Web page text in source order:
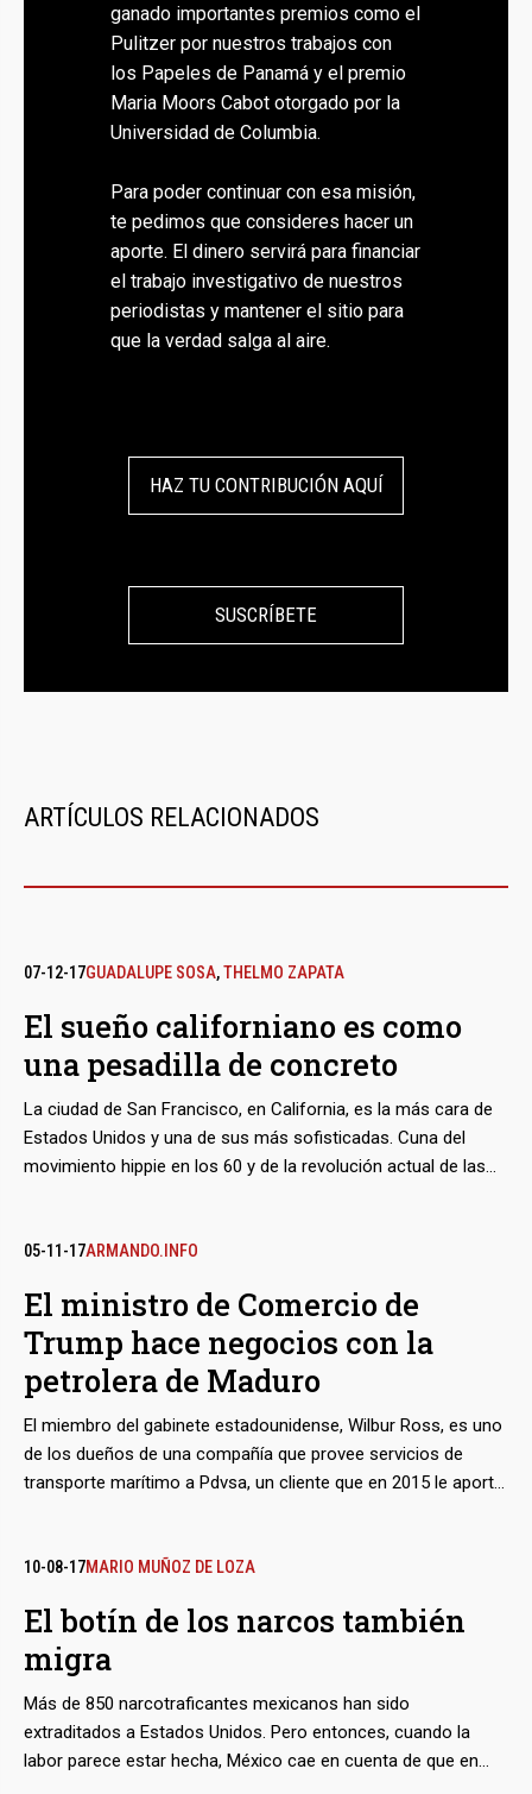
ganado importantes premios como el
Pulitzer por nuestros trabajos con
los Papeles de Panamá y el premio
Maria Moors Cabot otorgado por la
Universidad de Columbia.
Para poder continuar con esa misión,
te pedimos que consideres hacer un
aporte. El dinero servirá para financiar
el trabajo investigativo de nuestros
periodistas y mantener el sitio para
que la verdad salga al aire.
HAZ TU CONTRIBUCIÓN AQUÍ
SUSCRÍBETE
ARTÍCULOS RELACIONADOS
07-12-17GUADALUPE SOSA,THELMO ZAPATA
El sueño californiano es como
una pesadilla de concreto
La ciudad de San Francisco, en California, es la más cara de
Estados Unidos y una de sus más sofisticadas. Cuna del
movimiento hippie en los 60 y de la revolución actual de las
rodea. Más de 70.000 inmigrantes venidos desde Yucatán, a
el distrito de Mission. Atraídos por lo que suena como una
nueva fiebre del oro, la mayoría llegan sin saber ni una palabra
de inglés y apenas unas pocas de castellano, para trabajar de
lavatrastes y pinches en restaurantes. Pero el viaje no es solo
a través de la distancia sino de la cultura, y del choque entre
las costumbres ancestrales y las exigencias de la sociedad
postindustrial surgen males como el alcoholismo y la
05-11-17ARMANDO.INFO
El ministro de Comercio de
Trump hace negocios con la
petrolera de Maduro
El miembro del gabinete estadounidense, Wilbur Ross, es uno
de los dueños de una compañía que provee servicios de
transporte marítimo a Pdvsa, un cliente que en 2015 le aportó
propiedades mercantiles, conservó una participación en esa
offshore en las Islas Caimán. Así no sólo comerció con la
Venezuela chavista, sino también con un asociado del
presidente ruso, Vladimir Putin. Sobre ambos países pesan
sanciones económicas de Washington.
10-08-17MARIO MUÑOZ DE LOZA
El botín de los narcos también
migra
Más de 850 narcotraficantes mexicanos han sido
extraditados a Estados Unidos. Pero entonces, cuando la
labor parece estar hecha, México cae en cuenta de que en